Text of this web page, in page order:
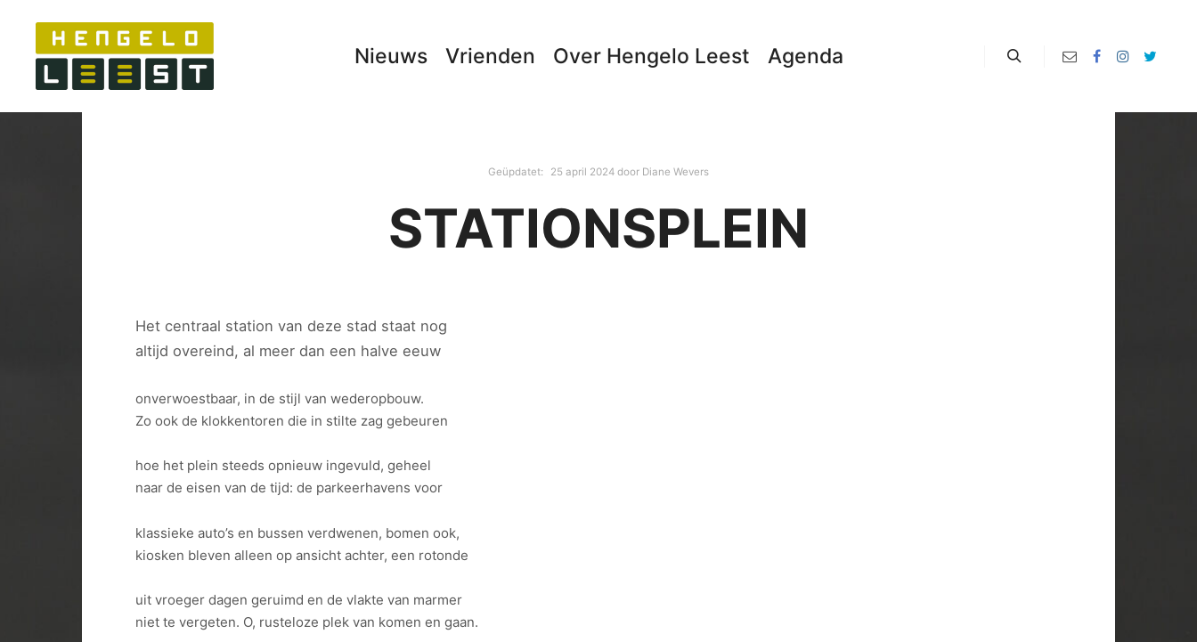
Nieuws Vrienden Over Hengelo Leest Agenda
Geüpdatet: 25 april 2024 door Diane Wevers
STATIONSPLEIN
Het centraal station van deze stad staat nog
altijd overeind, al meer dan een halve eeuw
onverwoestbaar, in de stijl van wederopbouw.
Zo ook de klokkentoren die in stilte zag gebeuren
hoe het plein steeds opnieuw ingevuld, geheel
naar de eisen van de tijd: de parkeerhavens voor
klassieke auto’s en bussen verdwenen, bomen ook,
kiosken bleven alleen op ansicht achter, een rotonde
uit vroeger dagen geruimd en de vlakte van marmer
niet te vergeten. O, rusteloze plek van komen en gaan.